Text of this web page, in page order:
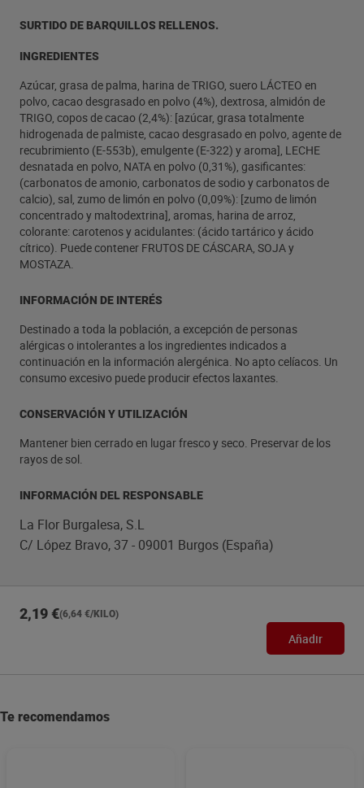
SURTIDO DE BARQUILLOS RELLENOS.
INGREDIENTES
Azúcar, grasa de palma, harina de TRIGO, suero LÁCTEO en
polvo, cacao desgrasado en polvo (4%), dextrosa, almidón de
TRIGO, copos de cacao (2,4%): [azúcar, grasa totalmente
hidrogenada de palmiste, cacao desgrasado en polvo, agente de
recubrimiento (E-553b), emulgente (E-322) y aroma], LECHE
desnatada en polvo, NATA en polvo (0,31%), gasificantes:
(carbonatos de amonio, carbonatos de sodio y carbonatos de
calcio), sal, zumo de limón en polvo (0,09%): [zumo de limón
concentrado y maltodextrina], aromas, harina de arroz,
colorante: carotenos y acidulantes: (ácido tartárico y ácido
cítrico). Puede contener FRUTOS DE CÁSCARA, SOJA y
MOSTAZA.
INFORMACIÓN DE INTERÉS
Destinado a toda la población, a excepción de personas
alérgicas o intolerantes a los ingredientes indicados a
continuación en la información alergénica. No apto celíacos. Un
consumo excesivo puede producir efectos laxantes.
CONSERVACIÓN Y UTILIZACIÓN
Mantener bien cerrado en lugar fresco y seco. Preservar de los
rayos de sol.
INFORMACIÓN DEL RESPONSABLE
La Flor Burgalesa, S.L
C/ López Bravo, 37 - 09001 Burgos (España)
2,19 €(6,64 €/KILO)
Añadir
Te recomendamos